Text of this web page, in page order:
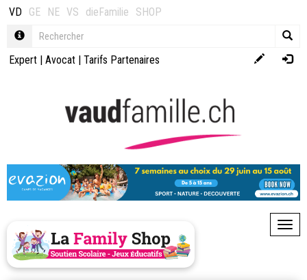
VD GE NE VS dieFamilie SHOP
Expert | Avocat | Tarifs Partenaires